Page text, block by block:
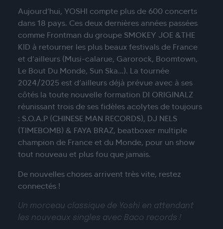
Aujourd’hui, YOSHI compte plus de 600 concerts
dans 18 pays. Ces deux dernières années passées
comme Frontman du groupe SMOKEY JOE &THE
KID à retourner les plus beaux festivals de France
et d’ailleurs (Musi-calarue, Garorock, Boomtown,
Le Bout Du Monde, Sun Ska…). La tournée
2024/2025 est d’ailleurs déjà prévue avec à ses
côtés la toute nouvelle formation DI ORIGINALZ
réunissant trois de ses fidèles acolytes de toujours
: S.O.A.P (CHINESE MAN RECORDS), DJ NELS
(TIMEBOMB) & FAYA BRAZ, beatboxer multiple
champion de France et du Monde, pour un show
tout nouveau et plus fou que jamais.
De nouvelles choses arrivent très vite, restez
connectés !
Un morceau classique de Yoshi en attendant
les nouveaux singles avec Baco records !